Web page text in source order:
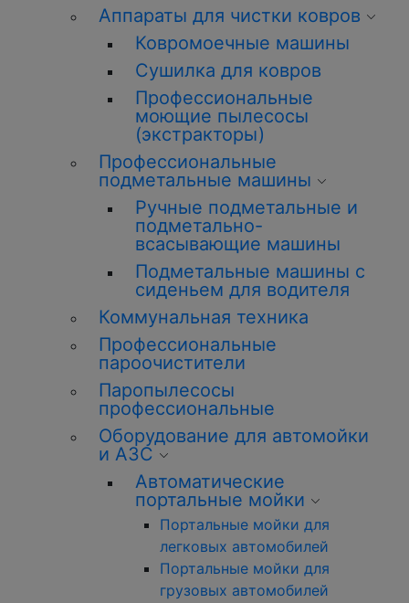
Аппараты для чистки ковров
Ковромоечные машины
Сушилка для ковров
Профессиональные
моющие пылесосы
(экстракторы)
Профессиональные
подметальные машины
Ручные подметальные и
подметально-
всасывающие машины
Подметальные машины с
сиденьем для водителя
Коммунальная техника
Профессиональные
пароочистители
Паропылесосы
профессиональные
Оборудование для автомойки
и АЗС
Автоматические
портальные мойки
Портальные мойки для
легковых автомобилей
Портальные мойки для
грузовых автомобилей